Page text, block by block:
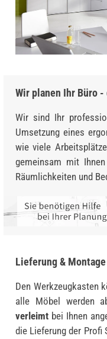
Wir planen Ihr Büro -
Wir sind Ihr
Umsetzung eines
wie viele
gemeinsam mit
Räumlichkeiten und
Lieferung & Montage
Den Werkzeugkasten
alle Möbel werden
verleimt bei Ihnen
die Lieferung der Profi